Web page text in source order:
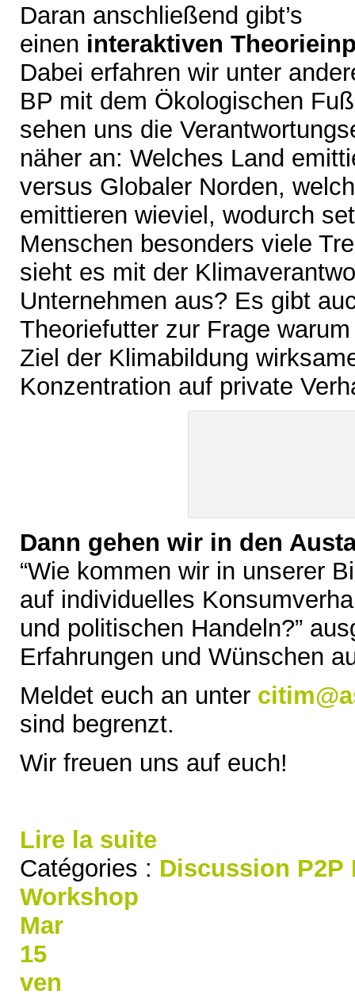
Daran anschließend gibt’s
einen interaktiven
Dabei erfahren wir unter
BP mit dem Ökologischen
sehen uns die
näher an: Welches Land
versus Globaler Norden,
emittieren wieviel, wodurch
Menschen besonders viele
sieht es mit der
Unternehmen aus? Es gibt
Theoriefutter zur Frage
Ziel der Klimabildung
Konzentration auf private
Dann gehen wir in den
“Wie kommen wir in unserer
auf individuelles
und politischen Handeln?”
Erfahrungen und Wünschen
Meldet euch an unter
sind begrenzt.
Wir freuen uns auf euch!
Lire la suite
Catégories : Discussion P2P
Workshop
Mar
15
ven